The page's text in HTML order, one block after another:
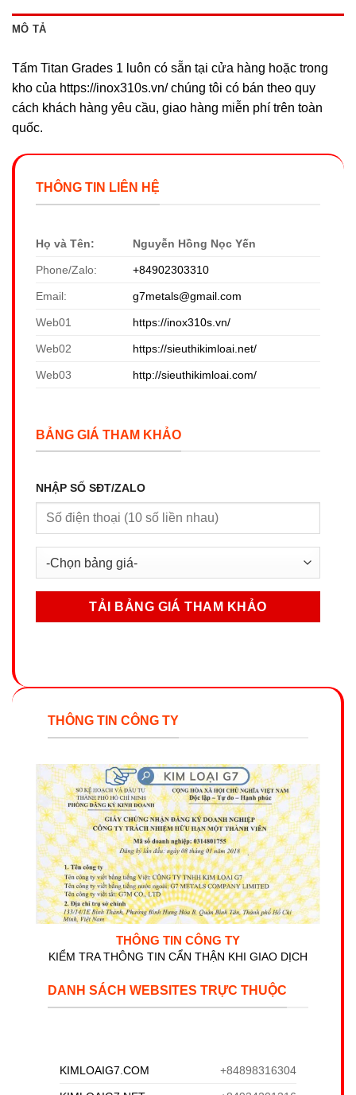
MÔ TẢ
Tấm Titan Grades 1 luôn có sẵn tại cửa hàng hoặc trong
kho của https://inox310s.vn/ chúng tôi có bán theo quy
cách khách hàng yêu cầu, giao hàng miễn phí trên toàn
quốc.
THÔNG TIN LIÊN HỆ
Họ và Tên: Nguyễn Hồng Nọc Yến
Phone/Zalo: +84902303310
Email: g7metals@gmail.com
Web01 https://inox310s.vn/
Web02 https://sieuthikimloai.net/
Web03 http://sieuthikimloai.com/
BẢNG GIÁ THAM KHẢO
NHẬP SỐ SĐT/ZALO
THÔNG TIN CÔNG TY
THÔNG TIN CÔNG TY
KIỂM TRA THÔNG TIN CẨN THẬN KHI GIAO DỊCH
DANH SÁCH WEBSITES TRỰC THUỘC
KIMLOAIG7.COM +84898316304